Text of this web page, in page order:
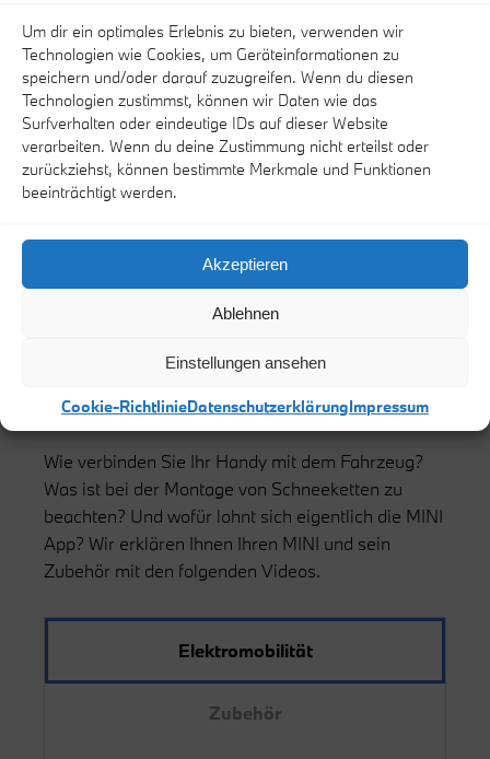
Um dir ein optimales Erlebnis zu bieten, verwenden wir
Technologien wie Cookies, um Geräteinformationen zu
speichern und/oder darauf zuzugreifen. Wenn du diesen
Technologien zustimmst, können wir Daten wie das
Surfverhalten oder eindeutige IDs auf dieser Website
verarbeiten. Wenn du deine Zustimmung nicht erteilst oder
zurückziehst, können bestimmte Merkmale und Funktionen
beeinträchtigt werden.
Akzeptieren
Ablehnen
Einstellungen ansehen
Cookie-RichtlinieDatenschutzerklärungImpressum
DAS AHMS ERKLÄRT.
WISSENSWERTES ZU
Wie verbinden Sie Ihr Handy mit dem Fahrzeug?
Was ist bei der Montage von Schneeketten zu
beachten? Und wofür lohnt sich eigentlich die MINI
App? Wir erklären Ihnen Ihren MINI und sein
Zubehör mit den folgenden Videos.
Elektromobilität
Zubehör